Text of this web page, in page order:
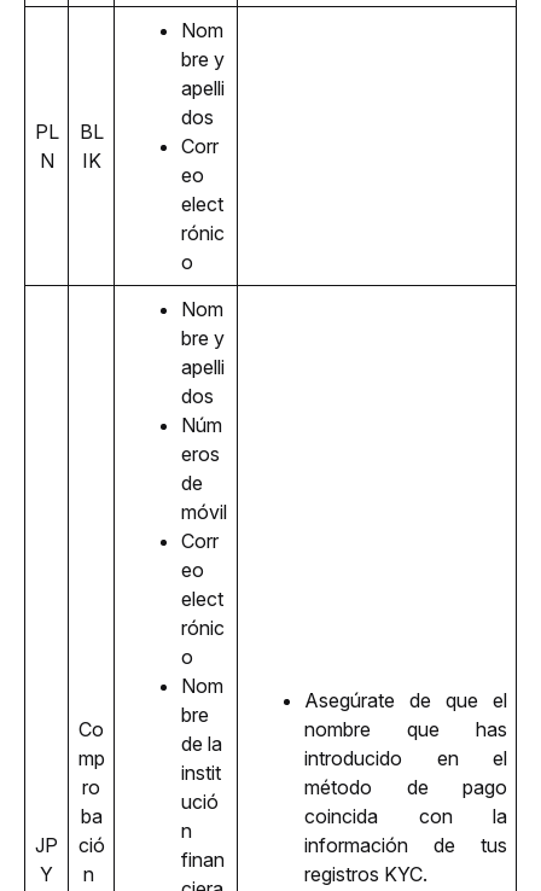
PL
N
BL
IK
Nom
bre y
apelli
dos
Corr
eo
elect
rónic
o
JP
Y
Co
mp
ro
ba
ció
n
Nom
bre y
apelli
dos
Núm
eros
de
móvil
Corr
eo
elect
rónic
o
Nom
bre
de la
instit
ució
n
finan
Asegúrate de que el
nombre que has
introducido en el
método de pago
coincida con la
información de tus
registros KYC.